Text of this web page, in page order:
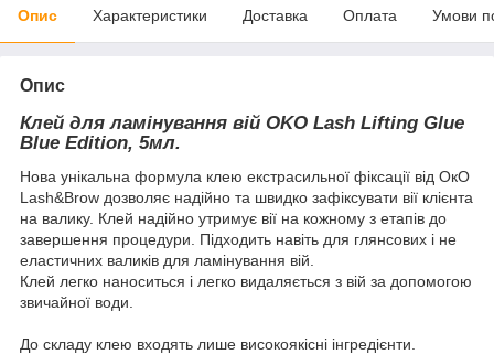
Опис Характеристики Доставка Оплата Умови
Опис
Клей для ламінування вій OKO Lash Lifting Glue
Blue Edition, 5мл.
Нова унікальна формула клею екстрасильної фіксації від ОкО
Lash&Brow дозволяє надійно та швидко зафіксувати вії клієнта
на валику. Клей надійно утримує вії на кожному з етапів до
завершення процедури. Підходить навіть для глянсових і не
еластичних валиків для ламінування вій.
Клей легко наноситься і легко видаляється з вій за допомогою
звичайної води.
До складу клею входять лише високоякісні інгредієнти.